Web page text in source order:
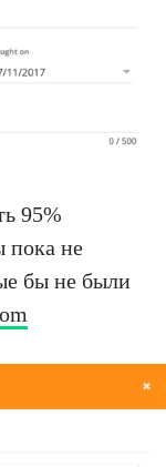
95%
пока не
бы не были